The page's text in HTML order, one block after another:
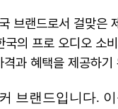
브랜드로서 걸맞은
국의 프로 오디오 소
격과 혜택을 제공하기
브랜드입니다.